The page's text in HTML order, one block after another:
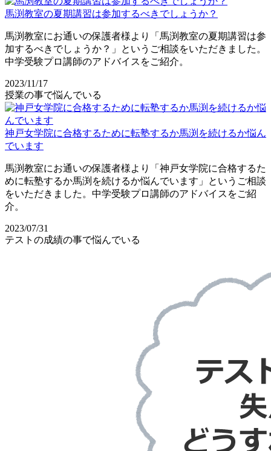
馬渕教室の夏期講習は参加するべきでしょうか？
馬渕教室にお通いの保護者様より「馬渕教室の夏期講習は参
加するべきでしょうか？」というご相談をいただきました。
中学受験プロ講師のアドバイスをご紹介。
2023/11/17
授業の事で悩んでいる
神戸女学院に合格するために転塾するか馬渕を続けるか悩ん
でいます
馬渕教室にお通いの保護者様より「神戸女学院に合格するた
めに転塾するか馬渕を続けるか悩んでいます」というご相談
をいただきました。中学受験プロ講師のアドバイスをご紹
介。
2023/07/31
テストの成績の事で悩んでいる